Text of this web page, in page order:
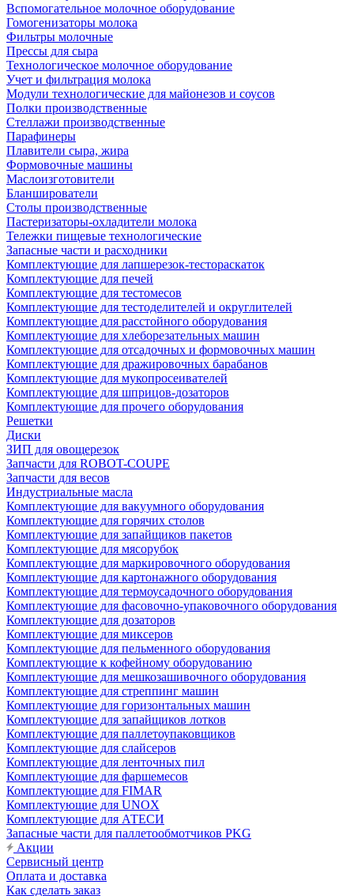
Вспомогательное молочное оборудование
Гомогенизаторы молока
Фильтры молочные
Прессы для сыра
Технологическое молочное оборудование
Учет и фильтрация молока
Модули технологические для майонезов и соусов
Полки производственные
Стеллажи производственные
Парафинеры
Плавители сыра, жира
Формовочные машины
Маслоизготовители
Бланширователи
Столы производственные
Пастеризаторы-охладители молока
Тележки пищевые технологические
Запасные части и расходники
Комплектующие для лапшерезок-тестораскаток
Комплектующие для печей
Комплектующие для тестомесов
Комплектующие для тестоделителей и округлителей
Комплектующие для расстойного оборудования
Комплектующие для хлеборезательных машин
Комплектующие для отсадочных и формовочных машин
Комплектующие для дражировочных барабанов
Комплектующие для мукопросеивателей
Комплектующие для шприцов-дозаторов
Комплектующие для прочего оборудования
Решетки
Диски
ЗИП для овощерезок
Запчасти для ROBOT-COUPE
Запчасти для весов
Индустриальные масла
Комплектующие для вакуумного оборудования
Комплектующие для горячих столов
Комплектующие для запайщиков пакетов
Комплектующие для мясорубок
Комплектующие для маркировочного оборудования
Комплектующие для картонажного оборудования
Комплектующие для термоусадочного оборудования
Комплектующие для фасовочно-упаковочного оборудования
Комплектующие для дозаторов
Комплектующие для миксеров
Комплектующие для пельменного оборудования
Комплектующие к кофейному оборудованию
Комплектующие для мешкозашивочного оборудования
Комплектующие для стреппинг машин
Комплектующие для горизонтальных машин
Комплектующие для запайщиков лотков
Комплектующие для паллетоупаковщиков
Комплектующие для слайсеров
Комплектующие для ленточных пил
Комплектующие для фаршемесов
Комплектующие для FIMAR
Комплектующие для UNOX
Комплектующие для АТЕСИ
Запасные части для паллетообмотчиков PKG
Акции
Сервисный центр
Оплата и доставка
Как сделать заказ